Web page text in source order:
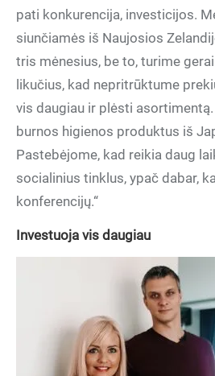
pati konkurencija, investicijos.
siunčiamės iš Naujosios
tris mėnesius, be to, turime
likučius, kad nepritrūktume
vis daugiau ir plėsti
burnos higienos produktus iš
Pastebėjome, kad reikia daug
socialinius tinklus, ypač dabar,
konferencijų.“
Investuoja vis daugiau